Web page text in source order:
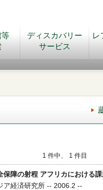
ディスカバリー
サービス
レ
1 件中、 1 件目
保障の射程 アフリカにおける
ア経済研究所 -- 2006.2 --